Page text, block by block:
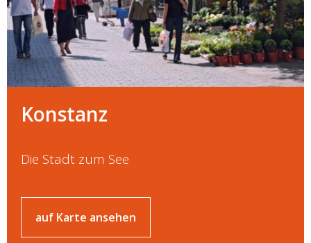
Konstanz
Die Stadt zum See
auf Karte ansehen